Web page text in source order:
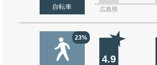
自転車 広島県
23%
4.9